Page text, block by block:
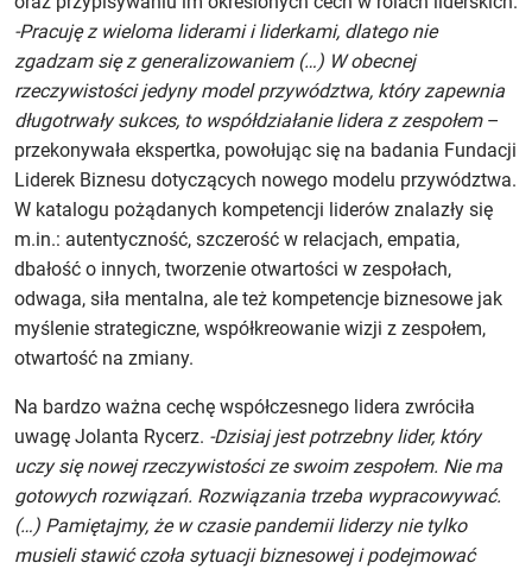
-Pracuję z wieloma liderami i liderkami, dlatego nie
zgadzam się z generalizowaniem (…) W obecnej
rzeczywistości jedyny model przywództwa, który zapewnia
długotrwały sukces, to współdziałanie lidera z zespołem–
przekonywała ekspertka, powołując się na badania Fundacji
Liderek Biznesu dotyczących nowego modelu przywództwa.
W katalogu pożądanych kompetencji liderów znalazły się
m.in.: autentyczność, szczerość w relacjach, empatia,
dbałość o innych, tworzenie otwartości w zespołach,
odwaga, siła mentalna, ale też kompetencje biznesowe jak
myślenie strategiczne, współkreowanie wizji z zespołem,
otwartość na zmiany.
Na bardzo ważna cechę współczesnego lidera zwróciła
uwagę Jolanta Rycerz. -Dzisiaj jest potrzebny lider, który
uczy się nowej rzeczywistości ze swoim zespołem. Nie ma
gotowych rozwiązań. Rozwiązania trzeba wypracowywać.
(…) Pamiętajmy, że w czasie pandemii liderzy nie tylko
musieli stawić czoła sytuacji biznesowej i podejmować